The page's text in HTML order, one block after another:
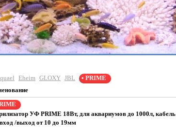
Eheim GLOXY JBL
• PRIME
УФ PRIME 18Вт, для аквариумов до 1000л, кабель
/выход от 10 до 19мм